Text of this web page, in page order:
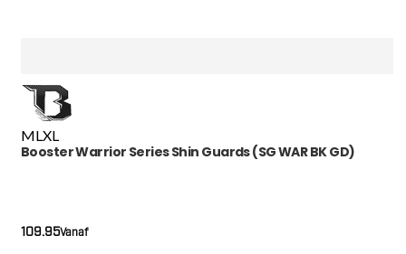
MLXL
Booster Warrior Series Shin Guards (SG WAR BK GD)
Vanaf
109.95